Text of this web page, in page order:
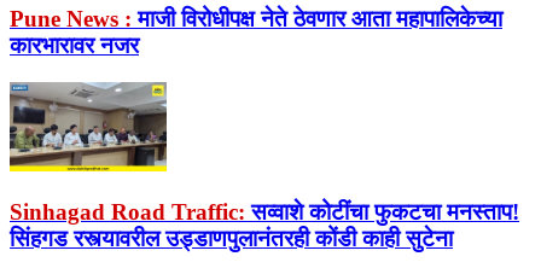
Pune News : माजी विरोधीपक्ष नेते ठेवणार आता महापालिकेच्या
कारभारावर नजर
Sinhagad Road Traffic: सव्वाशे कोटींचा फुकटचा मनस्ताप!
सिंहगड रस्त्यावरील उड्डाणपुलानंतरही कोंडी काही सुटेना